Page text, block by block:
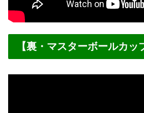
【裏・マスターボールカッ